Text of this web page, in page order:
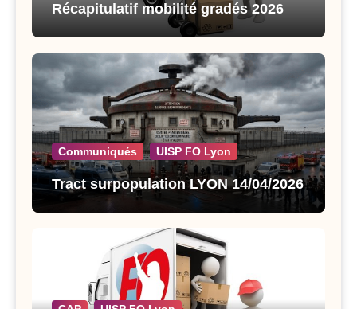
Récapitulatif mobilité gradés 2026
Communiqués UISP FO Lyon
Tract surpopulation LYON 14/04/2026